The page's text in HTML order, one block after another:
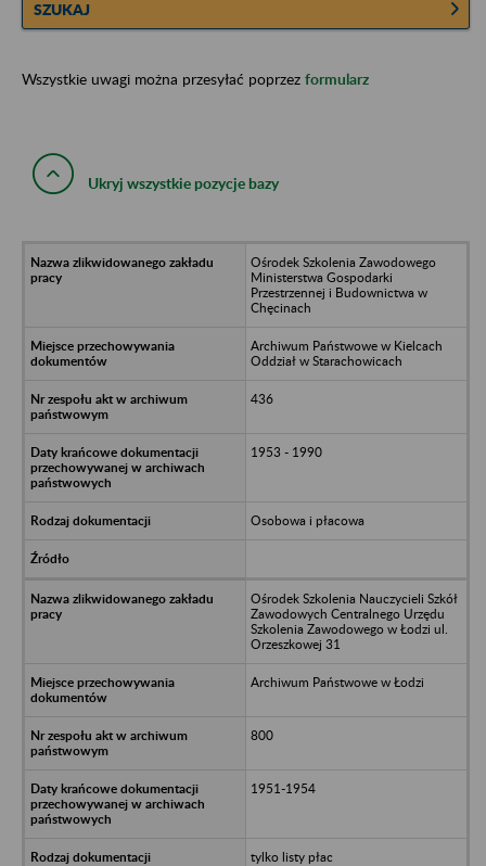
SZUKAJ
Wszystkie uwagi można przesyłać poprzez formularz
Ukryj wszystkie pozycje bazy
Ośrodek Szkolenia Zawodowego
Ministerstwa Gospodarki
Przestrzennej i Budownictwa w
Chęcinach
Archiwum Państwowe w Kielcach
Oddział w Starachowicach
436
1953 - 1990
Osobowa i płacowa
Ośrodek Szkolenia Nauczycieli Szkół
Zawodowych Centralnego Urzędu
Szkolenia Zawodowego w Łodzi ul.
Orzeszkowej 31
Archiwum Państwowe w Łodzi
800
1951-1954
tylko listy płac